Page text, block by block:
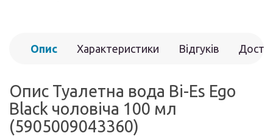
Опис Характеристики Відгуків
Опис Туалетна вода Bi-Es Ego
Black чоловіча 100 мл
(5905009043360)